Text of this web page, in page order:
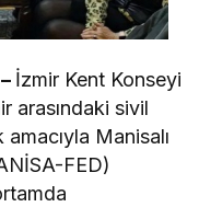
İzmir Kent Konseyi
arasındaki sivil
Manisalı
FED)